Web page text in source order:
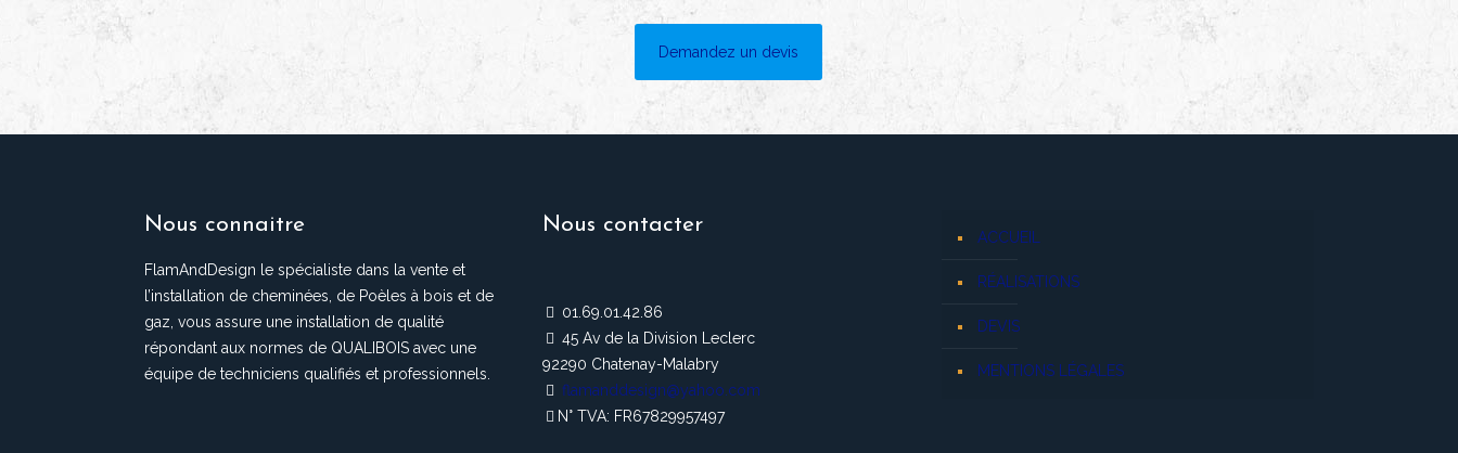
Demandez un devis
Nous connaitre
FlamAndDesign le spécialiste dans la vente et
l’installation de cheminées, de Poèles à bois et de
gaz, vous assure une installation de qualité
répondant aux normes de QUALIBOIS avec une
équipe de techniciens qualifiés et professionnels.
Nous contacter
01.69.01.42.86
45 Av de la Division Leclerc
92290 Chatenay-Malabry
flamanddesign@yahoo.com
N° TVA: FR67829957497
ACCUEIL
RÉALISATIONS
DEVIS
MENTIONS LÉGALES